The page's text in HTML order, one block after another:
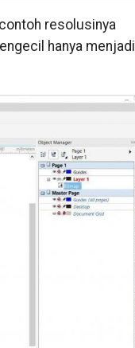
resolusinya
hanya menjadi